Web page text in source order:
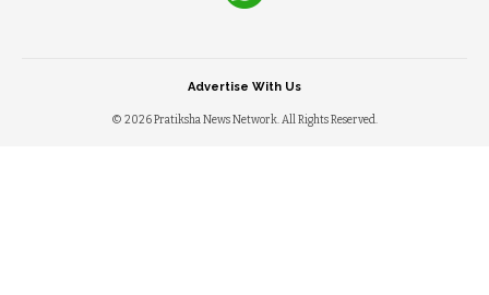
© 2026 Pratiksha News Network. All Rights Reserved.
Advertise With Us